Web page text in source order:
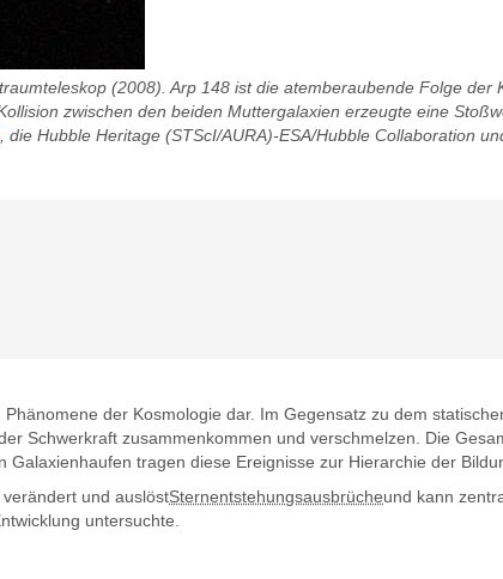
(2008). Arp 148 ist die atemberaubende Folge
zwischen den beiden Muttergalaxien erzeugte eine
, die Hubble Heritage (STScI/AURA)-ESA/Hubble Collaboration
der Kosmologie dar. Im Gegensatz zu dem
Schwerkraft zusammenkommen und verschmelzen. Die
tragen diese Ereignisse zur Hierarchie der
und auslöstSternentstehungsausbrücheund kann
untersuchte.